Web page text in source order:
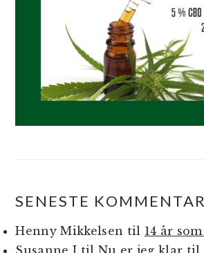
SENESTE
Henny Mikkelsen til 14 år